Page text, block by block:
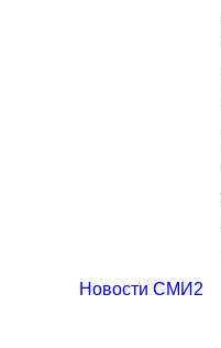
Новости СМИ2